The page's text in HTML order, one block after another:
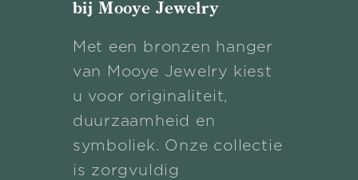
bij Mooye Jewelry
Met een bronzen hanger
van Mooye Jewelry kiest
u voor originaliteit,
duurzaamheid en
symboliek. Onze collectie
is zorgvuldig